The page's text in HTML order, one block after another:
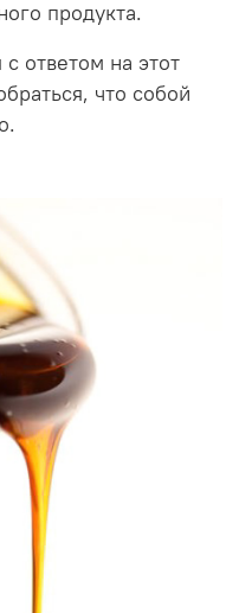
продукта.
ответом на этот
что собой